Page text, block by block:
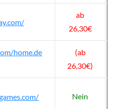
ab
26,30€
(ab
26,30€)
Nein